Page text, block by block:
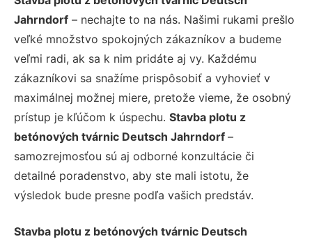
Jahrndorf – nechajte to na nás. Našimi rukami prešlo
veľké množstvo spokojných zákazníkov a budeme
veľmi radi, ak sa k nim pridáte aj vy. Každému
zákazníkovi sa snažíme prispôsobiť a vyhovieť v
maximálnej možnej miere, pretože vieme, že osobný
prístup je kľúčom k úspechu. Stavba plotu z
betónových tvárnic Deutsch Jahrndorf –
samozrejmosťou sú aj odborné konzultácie či
detailné poradenstvo, aby ste mali istotu, že
výsledok bude presne podľa vašich predstáv.
Stavba plotu z betónových tvárnic Deutsch